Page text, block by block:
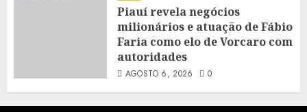
Piauí revela negócios
milionários e atuação de Fábio
Faria como elo de Vorcaro com
autoridades
AGOSTO 6, 2026 0